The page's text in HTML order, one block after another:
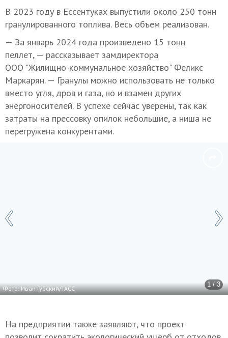
В 2023 году в Ессентуках выпустили около 250 тонн
гранулированного топлива. Весь объем реализован.
— За январь 2024 года произведено 15 тонн
пеллет, — рассказывает замдиректора
ООО "Жилищно-коммунальное хозяйство" Феликс
Маркарян. — Гранулы можно использовать не только
вместо угля, дров и газа, но и взамен других
энергоносителей. В успехе сейчас уверены, так как
затраты на прессовку опилок небольшие, а ниша не
перегружена конкурентами.
1 / 3
Фото: Иван Губский/ТАСС
На предприятии также заявляют, что проект